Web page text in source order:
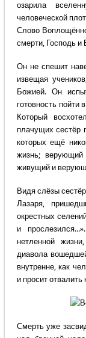
озарила
человеческой
Слово
смерти, Господь и
Он не спешит
извещая
Божией. Он
готовность
Который
плачущих сестёр
которых ещё
жизнь;
живущий и
Видя слёзы
Лазаря,
окрестных
и
нетленной
диавола
внутренне, как
и просит отвалить
Смерть уже